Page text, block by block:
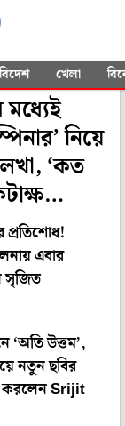
বিদেশ খেলা
মধ্যেই
নিয়ে
‘কত
প্রতিশোধ!
এবার
সৃজিত
‘অতি উত্তম’,
নতুন ছবির
করলেন Srijit